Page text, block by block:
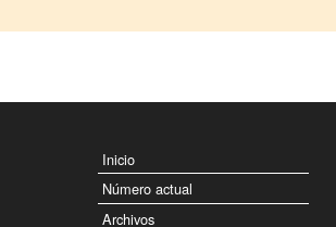
Inicio
Número actual
Archivos